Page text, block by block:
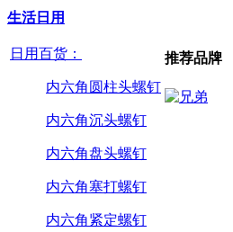
生活日用
日用百货：
内六角圆柱头螺钉
内六角沉头螺钉
内六角盘头螺钉
内六角塞打螺钉
内六角紧定螺钉
推荐品牌